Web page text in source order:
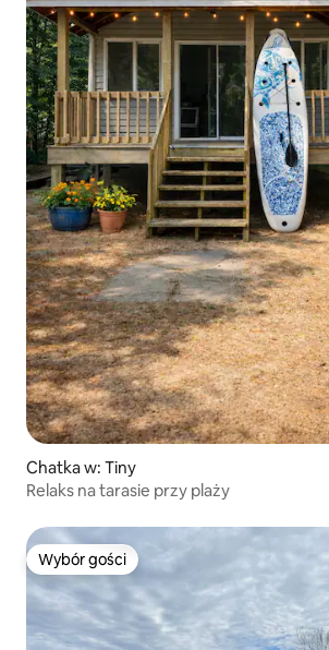
Chatka w: Tiny
Relaks na tarasie przy plaży
Wybór gości
Wybór gości